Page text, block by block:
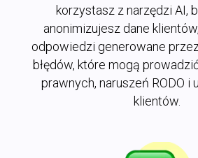
korzystasz z narzędzi AI,
anonimizujesz dane
odpowiedzi generowane
błędów, które mogą
prawnych, naruszeń RODO i
klientów.